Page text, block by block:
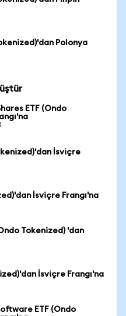
Polonya
ETF (Ondo
İsviçre
İsviçre Frangı'na
Tokenized) 'dan
İsviçre Frangı'na
ETF (Ondo